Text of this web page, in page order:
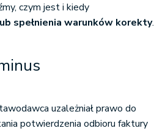
czym jest i kiedy
spełnienia warunków korekty.
uzależniał prawo do
potwierdzenia odbioru faktury